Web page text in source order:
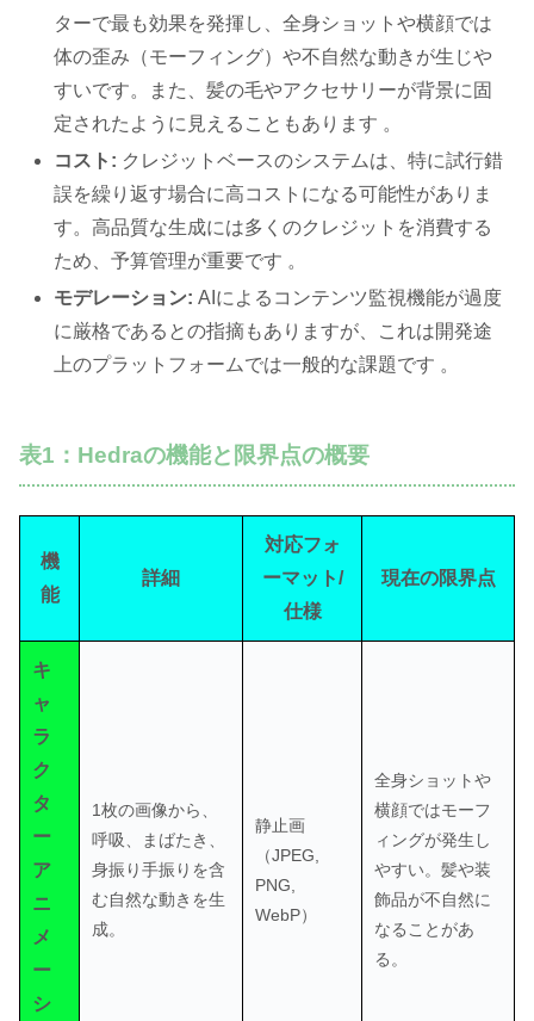
ターで最も効果を発揮し、全身ショットや横顔では
体の歪み（モーフィング）や不自然な動きが生じや
すいです。また、髪の毛やアクセサリーが背景に固
定されたように見えることもあります 。
コスト: クレジットベースのシステムは、特に試行錯
誤を繰り返す場合に高コストになる可能性がありま
す。高品質な生成には多くのクレジットを消費する
ため、予算管理が重要です 。
モデレーション: AIによるコンテンツ監視機能が過度
に厳格であるとの指摘もありますが、これは開発途
上のプラットフォームでは一般的な課題です 。
表1：Hedraの機能と限界点の概要
機
能
詳細
対応フォ
ーマット/
仕様
現在の限界点
キ
ャ
ラ
ク
タ
ー
ア
ニ
メ
ー
シ
1枚の画像から、
呼吸、まばたき、
身振り手振りを含
む自然な動きを生
成。
静止画
（JPEG,
PNG,
WebP）
全身ショットや
横顔ではモーフ
ィングが発生し
やすい。髪や装
飾品が不自然に
なることがあ
る。